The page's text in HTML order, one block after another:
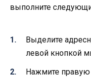
выполните
Выделите
левой кнопкой
Нажмите